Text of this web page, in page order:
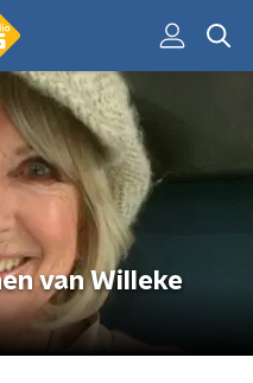
van Willeke